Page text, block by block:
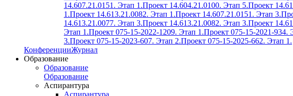
14.607.21.0151. Этап 1.Проект 14.604.21.0100. Этап 5.Проект
1.Проект 14.613.21.0082. Этап 1.Проект 14.607.21.0151. Этап 3.
14.613.21.0077. Этап 3.Проект 14.613.21.0082. Этап 3.Проект
Этап 1.Проект 075-15-2022-1209. Этап 1.Проект 075-15-2021-934.
3.Проект 075-15-2023-607. Этап 2.Проект 075-15-2025-662. Этап 1.
КонференцииЖурнал
Образование
Образование
Образование
Аспирантура
Аспирантура